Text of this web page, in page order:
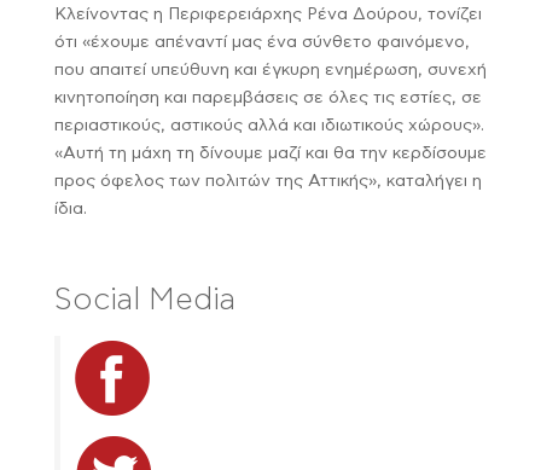
Κλείνοντας η Περιφερειάρχης Ρένα Δούρου, τονίζει
ότι «έχουμε απέναντί μας ένα σύνθετο φαινόμενο,
που απαιτεί υπεύθυνη και έγκυρη ενημέρωση, συνεχή
κινητοποίηση και παρεμβάσεις σε όλες τις εστίες, σε
περιαστικούς, αστικούς αλλά και ιδιωτικούς χώρους».
«Αυτή τη μάχη τη δίνουμε μαζί και θα την κερδίσουμε
προς όφελος των πολιτών της Αττικής», καταλήγει η
ίδια.
Social Media